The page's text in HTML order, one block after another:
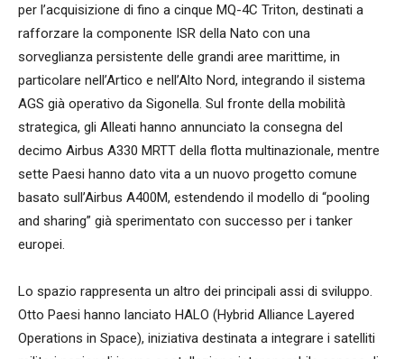
per l’acquisizione di fino a cinque MQ-4C Triton, destinati a
rafforzare la componente ISR della Nato con una
sorveglianza persistente delle grandi aree marittime, in
particolare nell’Artico e nell’Alto Nord, integrando il sistema
AGS già operativo da Sigonella. Sul fronte della mobilità
strategica, gli Alleati hanno annunciato la consegna del
decimo Airbus A330 MRTT della flotta multinazionale, mentre
sette Paesi hanno dato vita a un nuovo progetto comune
basato sull’Airbus A400M, estendendo il modello di “pooling
and sharing” già sperimentato con successo per i tanker
europei.
Lo spazio rappresenta un altro dei principali assi di sviluppo.
Otto Paesi hanno lanciato HALO (Hybrid Alliance Layered
Operations in Space), iniziativa destinata a integrare i satelliti